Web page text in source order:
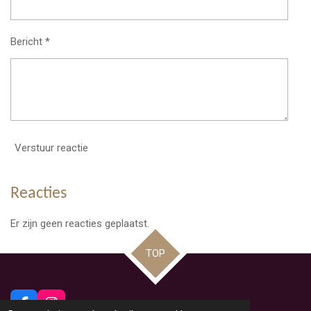
Bericht *
Verstuur reactie
Reacties
Er zijn geen reacties geplaatst.
TOP